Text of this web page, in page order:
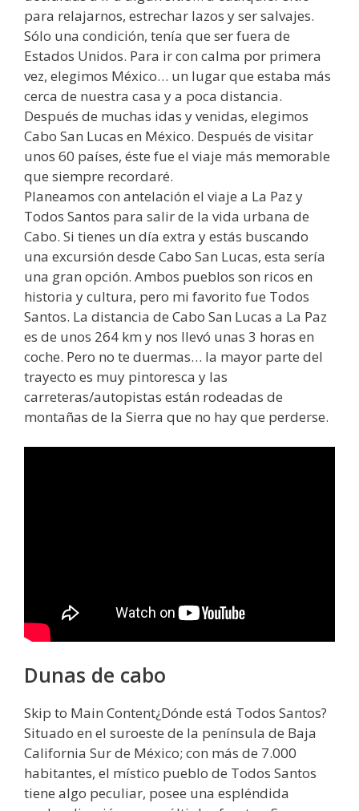
para relajarnos, estrechar lazos y ser salvajes.
Sólo una condición, tenía que ser fuera de
Estados Unidos. Para ir con calma por primera
vez, elegimos México… un lugar que estaba más
cerca de nuestra casa y a poca distancia.
Después de muchas idas y venidas, elegimos
Cabo San Lucas en México. Después de visitar
unos 60 países, éste fue el viaje más memorable
que siempre recordaré.
Planeamos con antelación el viaje a La Paz y
Todos Santos para salir de la vida urbana de
Cabo. Si tienes un día extra y estás buscando
una excursión desde Cabo San Lucas, esta sería
una gran opción. Ambos pueblos son ricos en
historia y cultura, pero mi favorito fue Todos
Santos. La distancia de Cabo San Lucas a La Paz
es de unos 264 km y nos llevó unas 3 horas en
coche. Pero no te duermas… la mayor parte del
trayecto es muy pintoresca y las
carreteras/autopistas están rodeadas de
montañas de la Sierra que no hay que perderse.
Dunas de cabo
Skip to Main Content¿Dónde está Todos Santos?
Situado en el suroeste de la península de Baja
California Sur de México; con más de 7.000
habitantes, el místico pueblo de Todos Santos
tiene algo peculiar, posee una espléndida